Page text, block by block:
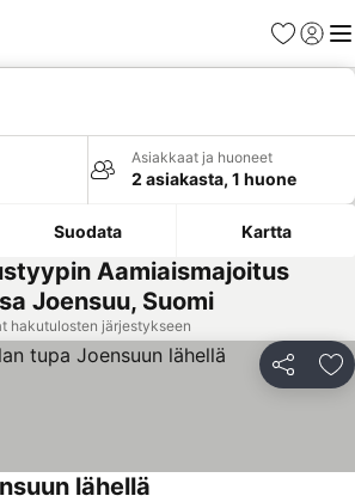
Suosikit
Asiakkaat ja huoneet
2 asiakasta, 1 huone
Suodata Kartta
Aamiaismajoitus
Joensuu, Suomi
hakutulosten järjestykseen
Jaa
lähellä